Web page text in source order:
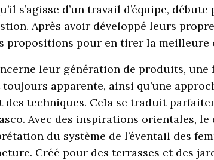
s’agisse d’un travail d’équipe,
Après avoir développé leurs
propositions pour en tirer la meilleure
leur génération de produits,
apparente, ainsi qu’une
des techniques. Cela se traduit
Avec des inspirations orientales,
du système de l’éventail des
Créé pour des terrasses et des